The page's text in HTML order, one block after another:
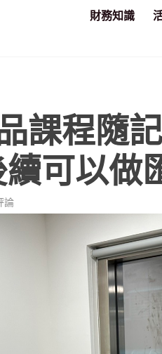
財務知識
課程隨
可以做
論